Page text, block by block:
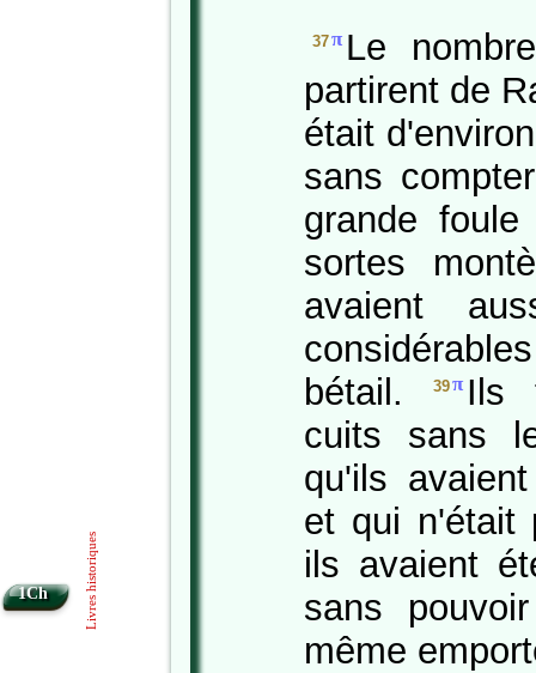
37π Le
partirent de
était
sans
grande
sortes
avaient
bétail.
39π Ils
cuits sans
qu'ils
et qui n'était
ils avaient
sans
même
1Ch Livres historiques